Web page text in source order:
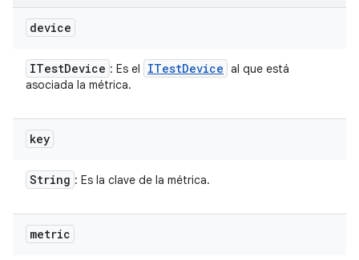
device
ITestDevice : Es el ITestDevice al que está
asociada la métrica.
key
String : Es la clave de la métrica.
metric